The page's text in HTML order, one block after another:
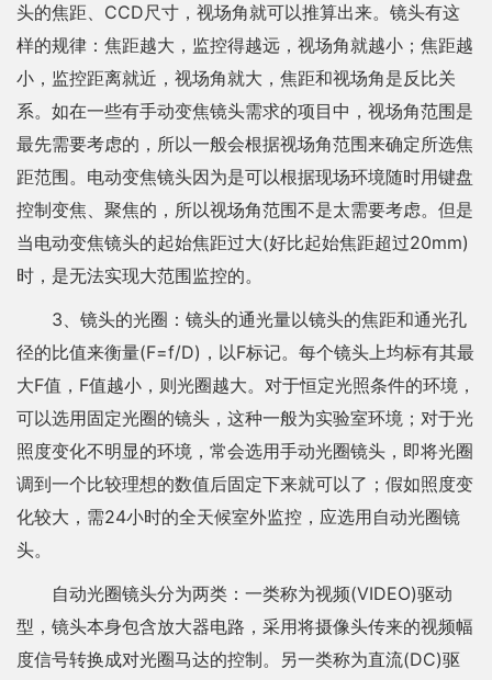
头的焦距、CCD尺寸，视场角就可以推算出来。镜头有这
样的规律：焦距越大，监控得越远，视场角就越小；焦距越
小，监控距离就近，视场角就大，焦距和视场角是反比关
系。如在一些有手动变焦镜头需求的项目中，视场角范围是
最先需要考虑的，所以一般会根据视场角范围来确定所选焦
距范围。电动变焦镜头因为是可以根据现场环境随时用键盘
控制变焦、聚焦的，所以视场角范围不是太需要考虑。但是
当电动变焦镜头的起始焦距过大(好比起始焦距超过20mm)
时，是无法实现大范围监控的。
3、镜头的光圈：镜头的通光量以镜头的焦距和通光孔
径的比值来衡量(F=f/D)，以F标记。每个镜头上均标有其最
大F值，F值越小，则光圈越大。对于恒定光照条件的环境，
可以选用固定光圈的镜头，这种一般为实验室环境；对于光
照度变化不明显的环境，常会选用手动光圈镜头，即将光圈
调到一个比较理想的数值后固定下来就可以了；假如照度变
化较大，需24小时的全天候室外监控，应选用自动光圈镜
头。
自动光圈镜头分为两类：一类称为视频(VIDEO)驱动
型，镜头本身包含放大器电路，采用将摄像头传来的视频幅
度信号转换成对光圈马达的控制。另一类称为直流(DC)驱